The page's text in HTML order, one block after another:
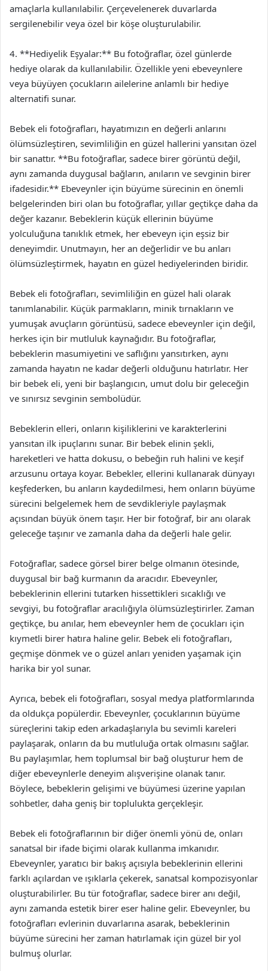
amaçlarla kullanılabilir. Çerçevelenerek duvarlarda
sergilenebilir veya özel bir köşe oluşturulabilir.
4. **Hediyelik Eşyalar:** Bu fotoğraflar, özel günlerde
hediye olarak da kullanılabilir. Özellikle yeni ebeveynlere
veya büyüyen çocukların ailelerine anlamlı bir hediye
alternatifi sunar.
Bebek eli fotoğrafları, hayatımızın en değerli anlarını
ölümsüzleştiren, sevimliliğin en güzel hallerini yansıtan özel
bir sanattır. **Bu fotoğraflar, sadece birer görüntü değil,
aynı zamanda duygusal bağların, anıların ve sevginin birer
ifadesidir.** Ebeveynler için büyüme sürecinin en önemli
belgelerinden biri olan bu fotoğraflar, yıllar geçtikçe daha da
değer kazanır. Bebeklerin küçük ellerinin büyüme
yolculuğuna tanıklık etmek, her ebeveyn için eşsiz bir
deneyimdir. Unutmayın, her an değerlidir ve bu anları
ölümsüzleştirmek, hayatın en güzel hediyelerinden biridir.
Bebek eli fotoğrafları, sevimliliğin en güzel hali olarak
tanımlanabilir. Küçük parmakların, minik tırnakların ve
yumuşak avuçların görüntüsü, sadece ebeveynler için değil,
herkes için bir mutluluk kaynağıdır. Bu fotoğraflar,
bebeklerin masumiyetini ve saflığını yansıtırken, aynı
zamanda hayatın ne kadar değerli olduğunu hatırlatır. Her
bir bebek eli, yeni bir başlangıcın, umut dolu bir geleceğin
ve sınırsız sevginin sembolüdür.
Bebeklerin elleri, onların kişiliklerini ve karakterlerini
yansıtan ilk ipuçlarını sunar. Bir bebek elinin şekli,
hareketleri ve hatta dokusu, o bebeğin ruh halini ve keşif
arzusunu ortaya koyar. Bebekler, ellerini kullanarak dünyayı
keşfederken, bu anların kaydedilmesi, hem onların büyüme
sürecini belgelemek hem de sevdikleriyle paylaşmak
açısından büyük önem taşır. Her bir fotoğraf, bir anı olarak
geleceğe taşınır ve zamanla daha da değerli hale gelir.
Fotoğraflar, sadece görsel birer belge olmanın ötesinde,
duygusal bir bağ kurmanın da aracıdır. Ebeveynler,
bebeklerinin ellerini tutarken hissettikleri sıcaklığı ve
sevgiyi, bu fotoğraflar aracılığıyla ölümsüzleştirirler. Zaman
geçtikçe, bu anılar, hem ebeveynler hem de çocukları için
kıymetli birer hatıra haline gelir. Bebek eli fotoğrafları,
geçmişe dönmek ve o güzel anları yeniden yaşamak için
harika bir yol sunar.
Ayrıca, bebek eli fotoğrafları, sosyal medya platformlarında
da oldukça popülerdir. Ebeveynler, çocuklarının büyüme
süreçlerini takip eden arkadaşlarıyla bu sevimli kareleri
paylaşarak, onların da bu mutluluğa ortak olmasını sağlar.
Bu paylaşımlar, hem toplumsal bir bağ oluşturur hem de
diğer ebeveynlerle deneyim alışverişine olanak tanır.
Böylece, bebeklerin gelişimi ve büyümesi üzerine yapılan
sohbetler, daha geniş bir toplulukta gerçekleşir.
Bebek eli fotoğraflarının bir diğer önemli yönü de, onları
sanatsal bir ifade biçimi olarak kullanma imkanıdır.
Ebeveynler, yaratıcı bir bakış açısıyla bebeklerinin ellerini
farklı açılardan ve ışıklarla çekerek, sanatsal kompozisyonlar
oluşturabilirler. Bu tür fotoğraflar, sadece birer anı değil,
aynı zamanda estetik birer eser haline gelir. Ebeveynler, bu
fotoğrafları evlerinin duvarlarına asarak, bebeklerinin
büyüme sürecini her zaman hatırlamak için güzel bir yol
bulmuş olurlar.